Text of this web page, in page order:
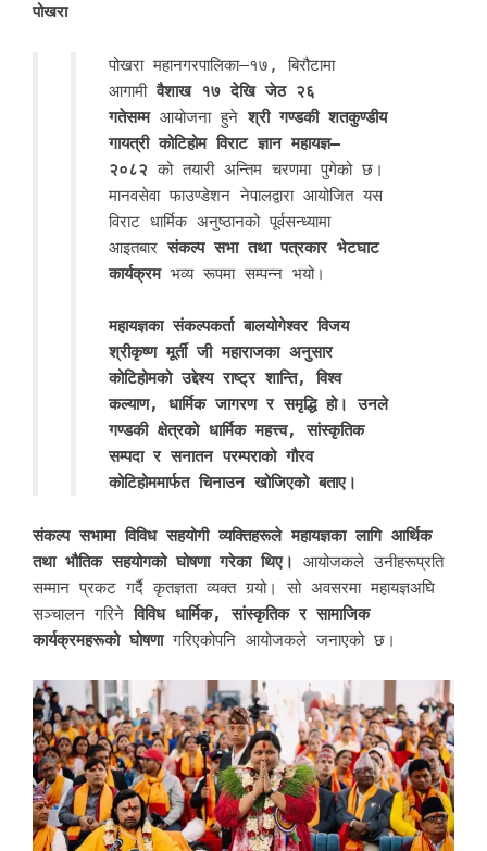
पोखरा
पोखरा महानगरपालिका–१७, बिरौटामा
आगामीवैशाख १७ देखि जेठ २६
गतेसम्मआयोजना हुनेश्री गण्डकी शतकुण्डीय
गायत्री कोटिहोम विराट ज्ञान महायज्ञ–
२०८२ को तयारी अन्तिम चरणमा पुगेको छ।
मानवसेवा फाउण्डेशन नेपालद्वारा आयोजित यस
विराट धार्मिक अनुष्ठानको पूर्वसन्ध्यामा
आइतबारसंकल्प सभा तथा पत्रकार भेटघाट
कार्यक्रमभव्य रूपमा सम्पन्न भयो।
महायज्ञका संकल्पकर्ता बालयोगेश्वर विजय
श्रीकृष्ण मूर्ती जी महाराजका अनुसार
कोटिहोमको उद्देश्य राष्ट्र शान्ति, विश्व
कल्याण, धार्मिक जागरण र समृद्धि हो। उनले
गण्डकी क्षेत्रको धार्मिक महत्त्व, सांस्कृतिक
सम्पदा र सनातन परम्पराको गौरव
कोटिहोममार्फत चिनाउन खोजिएको बताए।
संकल्प सभामा विविध सहयोगी व्यक्तिहरूले महायज्ञका लागि आर्थिक
तथा भौतिक सहयोगको घोषणा गरेका थिए।
आयोजकले उनीहरूप्रति
सम्मान प्रकट गर्दै कृतज्ञता व्यक्त गर्‍यो। सो अवसरमा महायज्ञअघि
सञ्चालन गरिनेविविध धार्मिक, सांस्कृतिक र सामाजिक
कार्यक्रमहरूको घोषणागरिएकोपनि आयोजकले जनाएको छ।